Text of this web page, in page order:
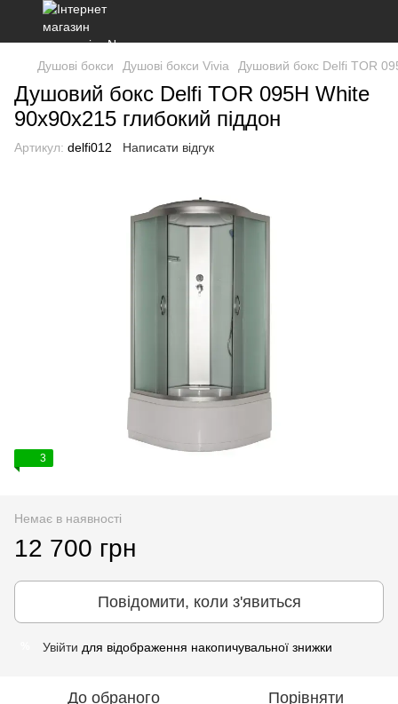
Душові бокси Душові бокси Vivia Душовий бокс Delfi TOR
Душовий бокс Delfi TOR 095H White
90x90x215 глибокий піддон
Артикул: delfi012 Написати відгук
3
Немає в наявності
12 700 грн
Повідомити, коли з'явиться
Увійти для відображення накопичувальної знижки
До обраного Порівняти